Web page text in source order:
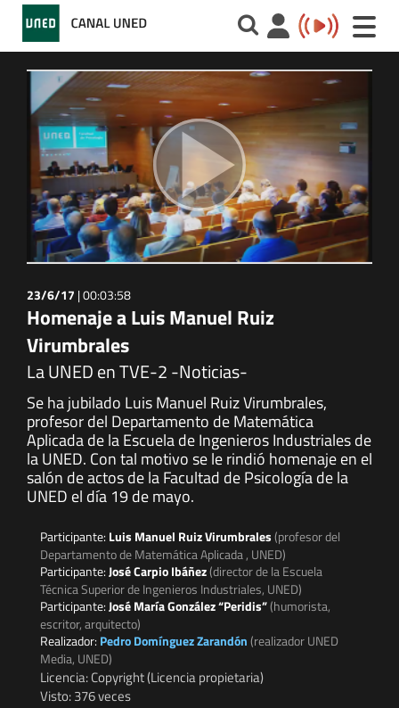
Toggle
23/6/17 |00:03:58
Homenaje a Luis Manuel Ruiz
Virumbrales
La UNED en TVE-2 -Noticias-
Se ha jubilado Luis Manuel Ruiz Virumbrales,
profesor del Departamento de Matemática
Aplicada de la Escuela de Ingenieros Industriales de
la UNED. Con tal motivo se le rindió homenaje en el
salón de actos de la Facultad de Psicología de la
UNED el día 19 de mayo.
Participante: Luis Manuel Ruiz Virumbrales(profesor del
Departamento de Matemática Aplicada , UNED)
Participante:José Carpio Ibáñez(director de la Escuela
Técnica Superior de Ingenieros Industriales, UNED)
Participante:José María González “Peridis”(humorista,
escritor, arquitecto)
Realizador: Pedro Domínguez Zarandón(realizador UNED
Media, UNED)
Licencia: Copyright (Licencia propietaria)
Visto: 376 veces